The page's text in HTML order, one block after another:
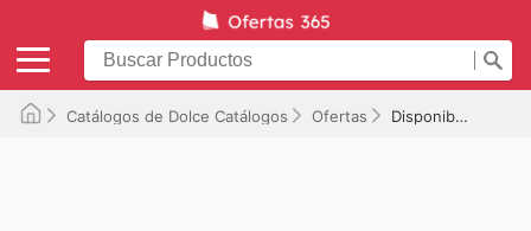
Catálogos de Dolce Catálogos Ofertas Disponible hasta el 10/07/2025